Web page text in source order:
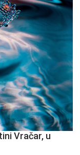
Vračar, u